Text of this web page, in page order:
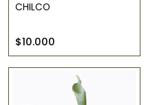
CHILCO
$10.000